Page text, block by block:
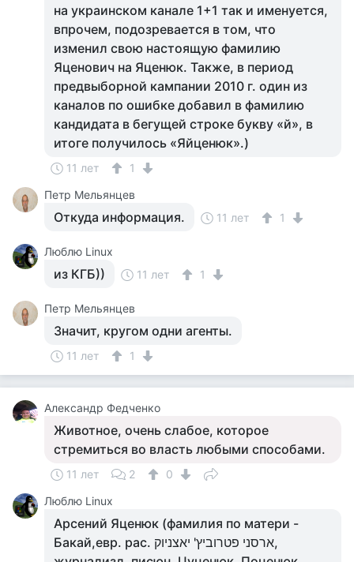
на украинском канале 1+1 так и именуется,
впрочем, подозревается в том, что
изменил свою настоящую фамилию
Яценович на Яценюк. Также, в период
предвыборной кампании 2010 г. один из
каналов по ошибке добавил в фамилию
кандидата в бегущей строке букву «й», в
итоге получилось «Яйценюк».)
11 лет
1
Петр Мельянцев
Откуда информация. 11 лет 1
Люблю Linux
из КГБ)) 11 лет 1
Петр Мельянцев
Значит, кругом одни агенты.
11 лет 1
Александр Федченко
Животное, очень слабое, которое
стремиться во власть любыми способами.
11 лет 2
0
Люблю Linux
Арсений Яценюк (фамилия по матери -
Бакай,евр. рас. ארסני פטרוביץ' יאצניוק,